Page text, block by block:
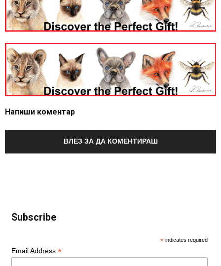
Напиши коментар
ВЛЕЗ ЗА ДА КОМЕНТИРАШ
Subscribe
* indicates required
Email Address *